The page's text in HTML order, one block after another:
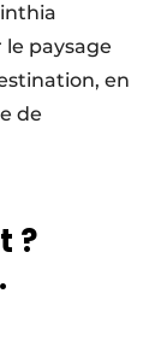
paysage
en
de
?